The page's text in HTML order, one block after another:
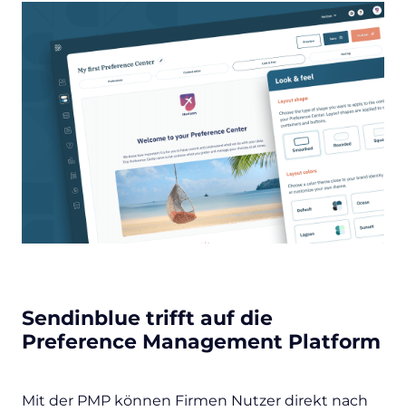
Sendinblue trifft auf die
Preference Management Platform
Mit der PMP können Firmen Nutzer direkt nach